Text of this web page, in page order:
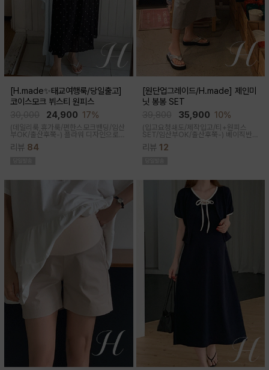
[H.made✨태교여행룩/당일출고]
코이스모크 뷔스티 원피스
24,900 17%
(데일리룩,휴가룩/편한스모크밴딩/임산
부OK/출산후쭉-) 플라워 디자인으로
여성스러워 소장욕구를 업시켜주는 뷔
스티에 원피스랍니다
리뷰 84
[원단업그레이드/H.made] 제인미
닛 봉봉 SET
35,900 10%
(입고요청쇄도/제작입고/티+원피스
SET/임산부OK/출산후쭉-) 베이직반팔
과 나시 원피스 세트 구성으로 가성비세
트로 탄탄한 코튼원단으로 부드럽고 내
리뷰 12